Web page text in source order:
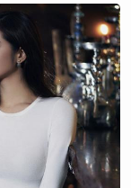
lực hoặc liên
công việc IT vì
cũng hợp với
Ma Kết, bạn
khả năng thực
bị đe dọa bởi
đời vì bạn có